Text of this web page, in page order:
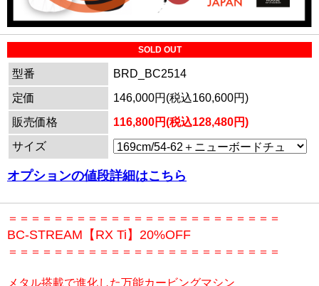
SOLD OUT
型番
BRD_BC2514
定価
146,000円(税込160,600円)
販売価格
116,800円(税込128,480円)
サイズ
オプションの値段詳細はこちら
＝＝＝＝＝＝＝＝＝＝＝＝＝＝＝＝＝＝＝＝＝＝＝＝
BC-STREAM【RX Ti】20%OFF
＝＝＝＝＝＝＝＝＝＝＝＝＝＝＝＝＝＝＝＝＝＝＝＝
メタル搭載で進化した万能カービングマシン